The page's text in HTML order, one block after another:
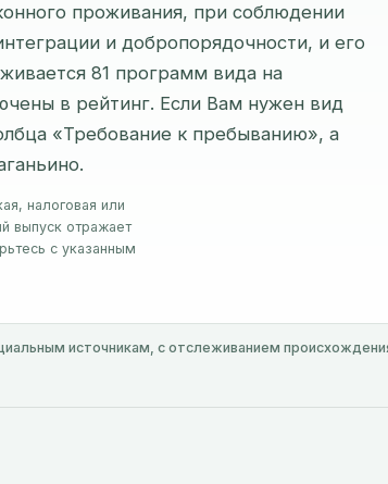
проживания, при соблюдении
и добропорядочности, и его
81 программ вида на
в рейтинг. Если Вам нужен вид
«Требование к пребыванию», а
налоговая или
выпуск отражает
с указанным
источникам, с отслеживанием